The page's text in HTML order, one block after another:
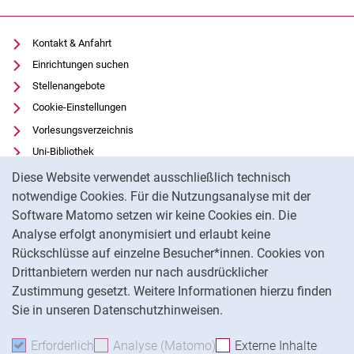
Diese Website verwendet ausschließlich technisch
notwendige Cookies. Für die Nutzungsanalyse mit der
Software Matomo setzen wir keine Cookies ein. Die
Analyse erfolgt anonymisiert und erlaubt keine
Rückschlüsse auf einzelne Besucher*innen. Cookies von
Drittanbietern werden nur nach ausdrücklicher
Zustimmung gesetzt. Weitere Informationen hierzu finden
Sie in unseren Datenschutzhinweisen.
Erforderlich Erforderliche Cookies akzeptieren
Analyse (Matomo) Analyse-Cookies
Externe Inhalte
Auszeichnungen und Preise
Software-Projekte
Veröffentlichungen
Kontakt & Anfahrt
Einrichtungen suchen
Stellenangebote
Cookie-Einstellungen
Vorlesungsverzeichnis
Uni-Bibliothek
Moodle
Panopto
Datenschutz
Barrierefreiheit
Transparenter KI-Einsatz